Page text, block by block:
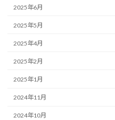
2025年6月
2025年5月
2025年4月
2025年2月
2025年1月
2024年11月
2024年10月